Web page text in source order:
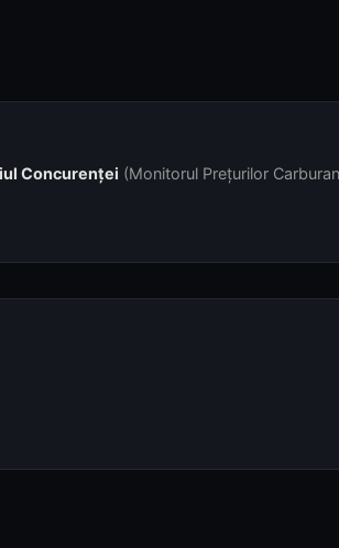
Concurenței (Monitorul Prețurilor